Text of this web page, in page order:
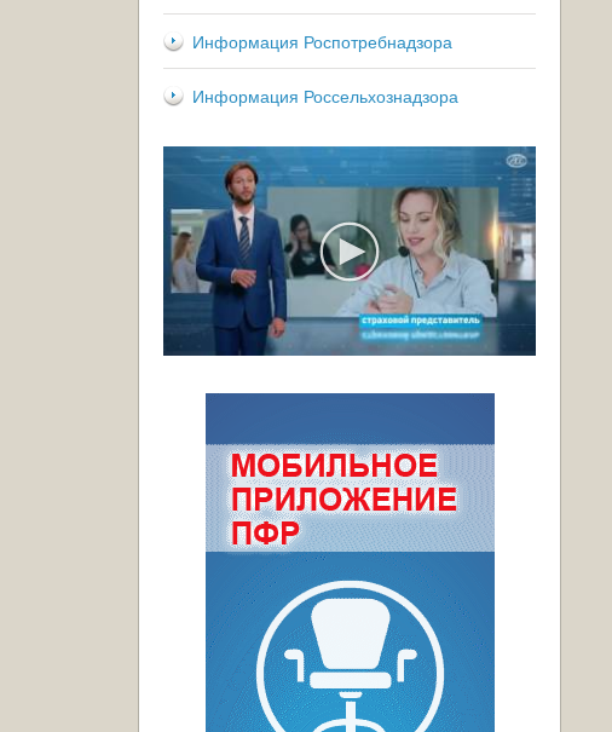
Информация Роспотребнадзора
Информация Россельхознадзора